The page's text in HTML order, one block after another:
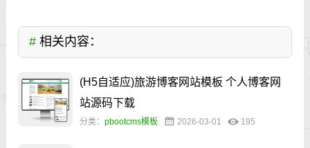
#相关内容：
(H5自适应)旅游博客网站模板 个人博客网
站源码下载
分类：pbootcms模板 2026-03-01 195